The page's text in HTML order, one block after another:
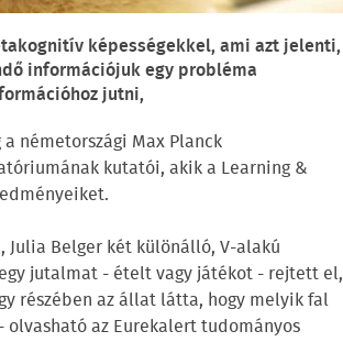
képességekkel, ami azt jelenti,
információjuk egy probléma
jutni,
németországi Max Planck
kutatói, akik a Learning &
Julia Belger két különálló, V-alakú
jutalmat - ételt vagy játékot - rejtett el,
részében az állat látta, hogy melyik fal
az Eurekalert tudományos